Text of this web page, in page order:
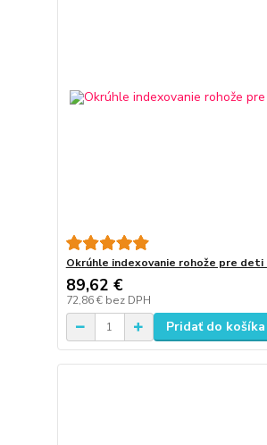
Okrúhle indexovanie rohože pre deti
89,62 €
72,86 € bez DPH
Pridať do košíka